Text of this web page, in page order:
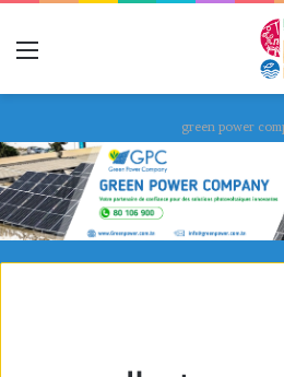
green power